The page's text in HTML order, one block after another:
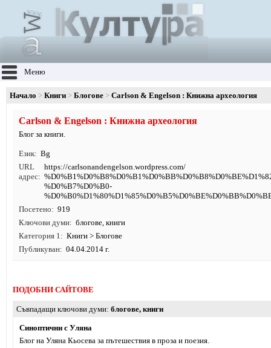
Меню
Начало Книги Блогове Carlson & Engelson : Книжна археология
Carlson & Engelson : Книжна археология
Блог за книги.
Език
Bg
URL
адрес
https://carlsonandengelson.wordpress.com/
%D0%B7%D0%B0-
Посетено
919
Ключови думи
блогове, книги
Категория 1
Книги > Блогове
Публикуван
04.04.2014 г.
ПОДОБНИ САЙТОВЕ
Съвпадащи ключови думи блогове, книги
Синоптични с Уляна
Блог на Уляна Кьосева за пътешествия в проза и поезия.